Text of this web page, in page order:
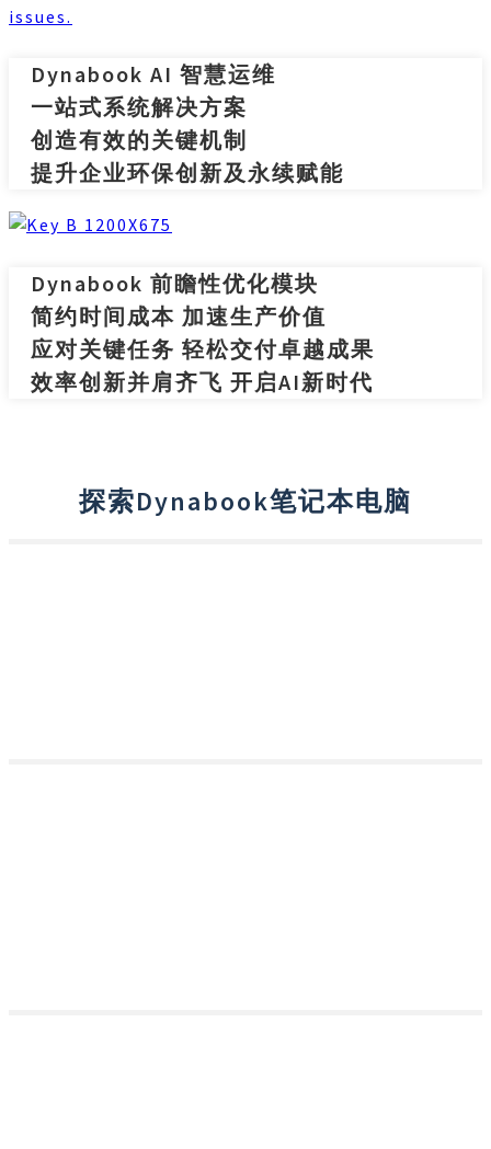
Dynabook AI 智慧运维
一站式系统解决方案
创造有效的关键机制
提升企业环保创新及永续赋能
Dynabook 前瞻性优化模块
简约时间成本 加速生产价值
应对关键任务 轻松交付卓越成果
效率创新并肩齐飞 开启AI新时代
探索Dynabook笔记本电脑